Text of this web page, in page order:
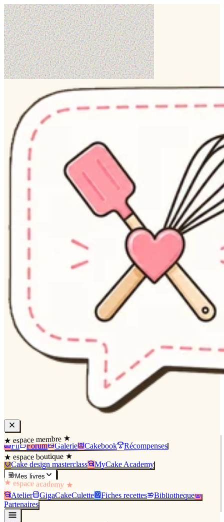
★ espace membre ★
Fil Forum Galerie Cakebook Récompenses
★ espace boutique ★
Cake design masterclass MyCake Academy
Mes livres
★ espace academy ★
Atelier GigaCakeCulette Fiches recettes
Bibliothèque
Partenaires